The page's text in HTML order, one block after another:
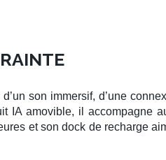
son immersif, d’une
IA amovible, il accompagne
et son dock de recharge